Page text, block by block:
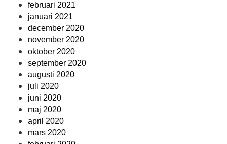
februari 2021
januari 2021
december 2020
november 2020
oktober 2020
september 2020
augusti 2020
juli 2020
juni 2020
maj 2020
april 2020
mars 2020